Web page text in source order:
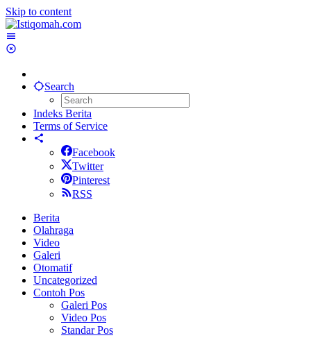
Skip to content
Search
Indeks Berita
Terms of Service
Facebook
Twitter
Pinterest
RSS
Berita
Olahraga
Video
Galeri
Otomatif
Uncategorized
Contoh Pos
Galeri Pos
Video Pos
Standar Pos